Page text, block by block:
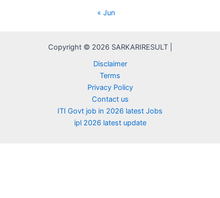
« Jun
Copyright © 2026 SARKARIRESULT |
Disclaimer
Terms
Privacy Policy
Contact us
ITI Govt job in 2026 latest Jobs
ipl 2026 latest update